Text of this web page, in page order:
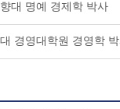
대 명예 경제학 박사
경영대학원 경영학